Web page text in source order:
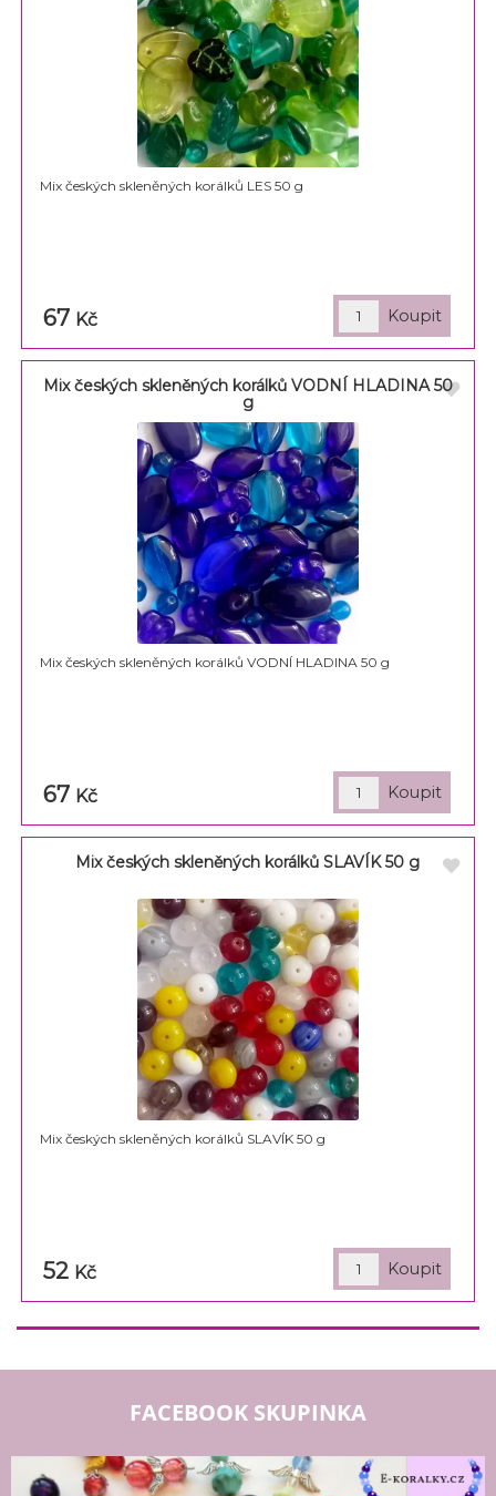
Mix českých skleněných korálků LES 50 g
67 Kč
Mix českých skleněných korálků VODNÍ HLADINA 50
g
Mix českých skleněných korálků VODNÍ HLADINA 50 g
67 Kč
Mix českých skleněných korálků SLAVÍK 50 g
Mix českých skleněných korálků SLAVÍK 50 g
52 Kč
FACEBOOK SKUPINKA